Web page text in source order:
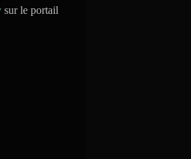
sur le portail